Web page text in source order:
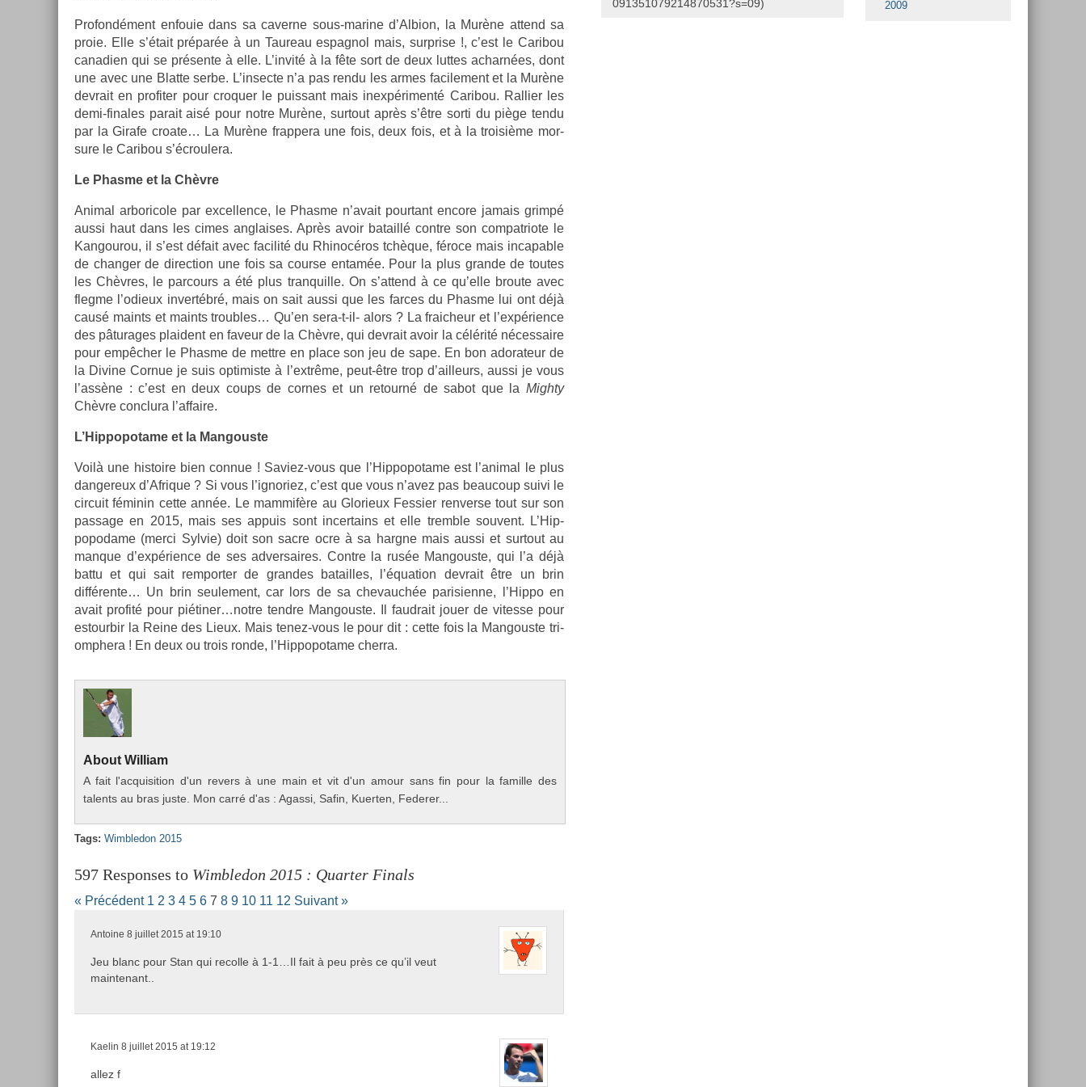
Pro­fondé­ment en­fouie dans sa caver­ne sous-marine d’Alb­ion, la Murène at­tend sa
proie. Elle s’était préparée à un Taureau es­pagnol mais, sur­pr­ise !, c’est le Caribou
canadi­en qui se présente à elle. L’invité à la fête sort de deux lut­tes ac­harnées, dont
une avec une Blat­te serbe. L’in­secte n’a pas rendu les armes facile­ment et la Murène
de­vrait en pro­fit­er pour croqu­er le puis­sant mais in­expéri­menté Caribou. Ral­li­er les
demi-finales para­it aisé pour notre Murène, sur­tout après s’être sorti du piège tendu
par la Girafe croate… La Murène frap­pera une fois, deux fois, et à la troisiè­me mor­
sure le Caribou s’écroulera.
Le Phas­me et la Chèvre
An­im­al ar­boricole par ex­cell­ence, le Phas­me n’avait pour­tant en­core jamais grimpé
aussi haut dans les cimes an­glaises. Après avoir bataillé con­tre son com­pat­riote le
Kan­gourou, il s’est défait avec facilité du Rhinocéros tchèque, féroce mais in­cap­able
de chang­er de di­rec­tion une fois sa co­ur­se entamée. Pour la plus gran­de de toutes
les Chèvres, le par­cours a été plus tran­quil­le. On s’at­tend à ce qu’elle broute avec
fleg­me l’odieux in­vertébré, mais on sait aussi que les far­ces du Phas­me lui ont déjà
causé maints et maints troub­les… Qu’en sera-t-il- alors ? La fraic­heur et l’expéri­ence
des pâturages plaident en faveur de la Chèvre, qui de­vrait avoir la célérité néces­saire
pour empêcher le Phas­me de mettre en place son jeu de sape. En bon adorateur de
la Di­vine Cor­nue je suis opt­imis­te à l’extrême, peut-être trop d’ail­leurs, aussi je vous
l’assène : c’est en deux coups de cor­nes et un re­tourné de sabot que la Mighty
Chèvre con­clura l’af­faire.
L’Hip­popotame et la Man­gous­te
Voilà une his­toire bien con­nue ! Saviez-vous que l’Hip­popotame est l’anim­al le plus
dan­gereux d’Af­rique ? Si vous l’ig­noriez, c’est que vous n’avez pas be­aucoup suivi le
cir­cuit féminin cette année. Le mam­mifère au Glorieux Fes­si­er re­nver­se tout sur son
pas­sage en 2015, mais ses ap­puis sont in­cer­tains et elle tremble souvent. L’Hip­
popodame (merci Syl­vie) doit son sacre ocre à sa hargne mais aussi et sur­tout au
man­que d’expéri­ence de ses ad­versaires. Con­tre la rusée Man­gous­te, qui l’a déjà
battu et qui sait re­mport­er de gran­des batail­les, l’équa­tion de­vrait être un brin
différente… Un brin seule­ment, car lors de sa chevauchée parisien­ne, l’Hippo en
avait pro­fité pour piétiner…notre tendre Man­gous­te. Il faud­rait jouer de vites­se pour
es­tour­bir la Reine des Lieux. Mais tenez-vous le pour dit : cette fois la Man­gous­te tri­
omphera ! En deux ou trois ronde, l’Hip­popotame cher­ra.
About Wil­liam
A fait l'ac­quisi­tion d'un re­v­ers à une main et vit d'un amour sans fin pour la famil­le des
talents au bras juste. Mon carré d'as : Agas­si, Safin, Kuert­en, Feder­er...
Tags: Wimbledon 2015
597 Responses to Wimbledon 2015 : Quarter Finals
« Précédent 1 2 3 4 5 6 7 8 9 10 11 12 Suivant »
Antoine 8 juillet 2015 at 19:10
Jeu blanc pour Stan qui recolle à 1-1…Il fait à peu près ce qu’il veut
maintenant..
Kaelin 8 juillet 2015 at 19:12
allez f
091351079214870531?s=09)
2009